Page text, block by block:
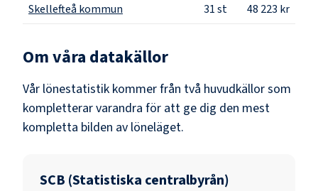
Skellefteå kommun
31st 48 223 kr
Om våra datakällor
Vår lönestatistik kommer från två huvudkällor som
kompletterar varandra för att ge dig den mest
kompletta bilden av löneläget.
SCB (Statistiska centralbyrån)